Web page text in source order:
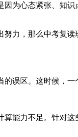
心态紧张、知识
，那么中考复读
区。这时候，一
力不足。针对这